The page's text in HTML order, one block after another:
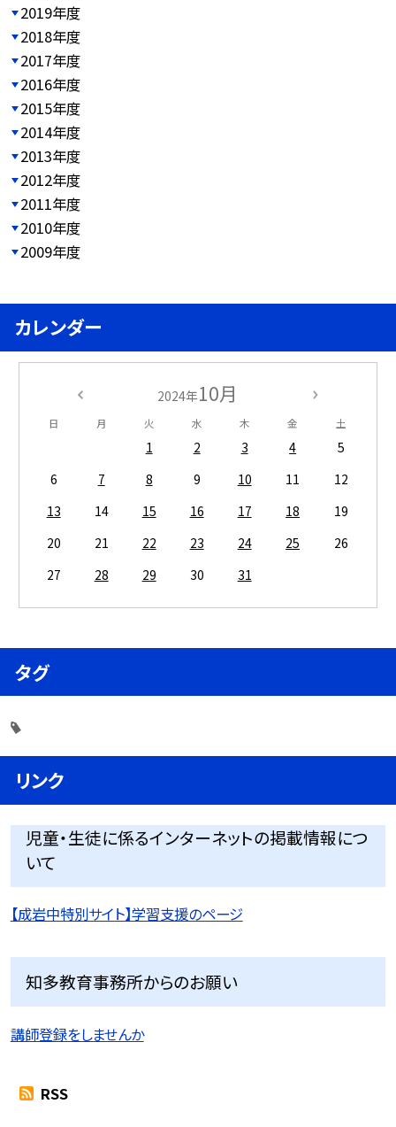
2019年度
2018年度
2017年度
2016年度
2015年度
2014年度
2013年度
2012年度
2011年度
2010年度
2009年度
カレンダー
2024年10月
日 月 火 水 木 金 土
1 2 3 4
5
6
7 8 9 10 11
12
13
14 15 16 17 18
19
20
21 22 23 24 25
26
27
28 29 30 31
タグ
リンク
児童・生徒に係るインターネットの掲載情報につ
いて
【成岩中特別サイト】学習支援のページ
知多教育事務所からのお願い
講師登録をしませんか
RSS